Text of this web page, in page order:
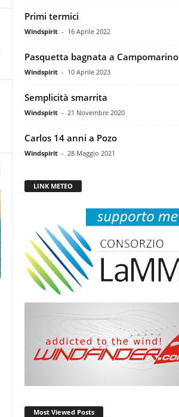
Primi termici
Windspirit - 16 Aprile 2022
Pasquetta bagnata a Campomarino
Windspirit - 10 Aprile 2023
Semplicità smarrita
Windspirit - 21 Novembre 2020
Carlos 14 anni a Pozo
Windspirit - 28 Maggio 2021
LINK METEO
Most Viewed Posts